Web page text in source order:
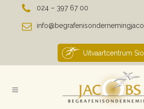
024 – 397 67 00
Uitvaartcentrum